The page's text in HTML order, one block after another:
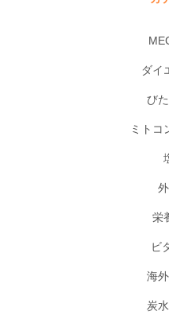
ダイ
び
ミトコ
栄
ビ
海
炭